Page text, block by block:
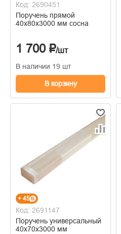
Код: 2690451
Поручень прямой
40х80х3000 мм сосна
1 700 ₽/шт
В наличии 19 шт
В корзину
+ 45
Код: 2691147
Поручень универсальный
40х70х3000 мм